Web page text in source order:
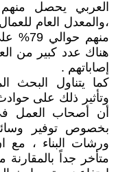
،والمعدل العام
منهم
هناك عدد كبير من
إصاباتهم .
كما يتناول البحث
وتأثير ذلك على
أن أصحاب العمل
بخصوص توفير
ورشات البناء ، مع
متأخر جداً بالمقارنة